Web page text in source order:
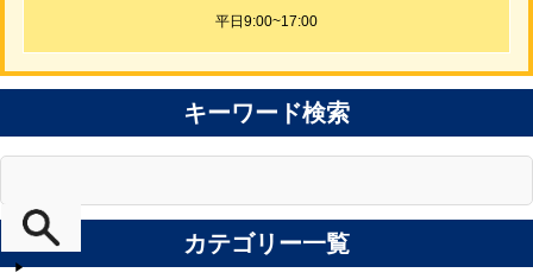
平日9:00~17:00
キーワード検索
カテゴリー一覧